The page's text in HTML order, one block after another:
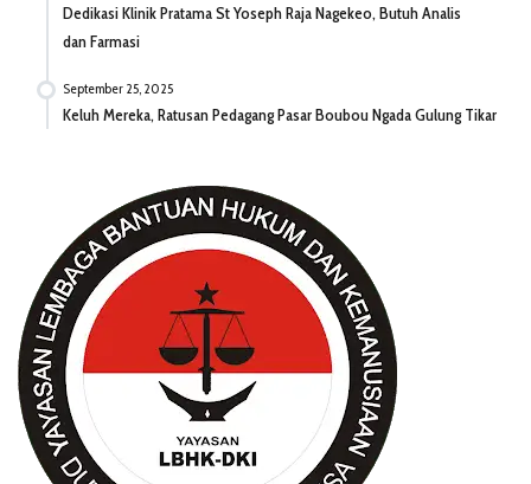
Dedikasi Klinik Pratama St Yoseph Raja Nagekeo, Butuh Analis
dan Farmasi
September 25, 2025
Keluh Mereka, Ratusan Pedagang Pasar Boubou Ngada Gulung Tikar